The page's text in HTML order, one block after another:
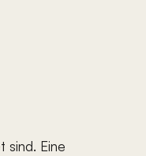
sind. Eine